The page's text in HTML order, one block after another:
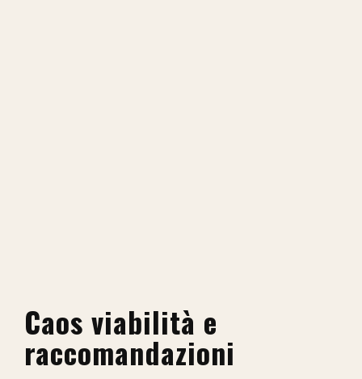
Caos viabilità e
raccomandazioni